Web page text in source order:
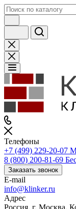
Телефоны
+7 (499) 229-20-07
8 (800) 200-81-69
Заказать звонок
E-mail
info@klinker.ru
Адрес
Россия, г. Москва,